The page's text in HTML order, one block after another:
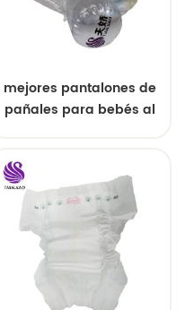
mejores pantalones de
pañales para bebés al